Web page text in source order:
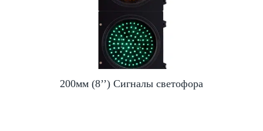
200мм (8’’) Сигналы светофора